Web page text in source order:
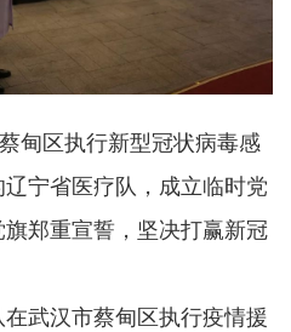
区执行新型冠状病毒感
宁省医疗队，成立临时党
郑重宣誓，坚决打赢新冠
武汉市蔡甸区执行疫情援